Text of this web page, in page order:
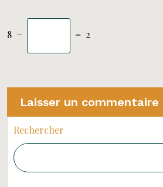
8 − = 2
Rechercher